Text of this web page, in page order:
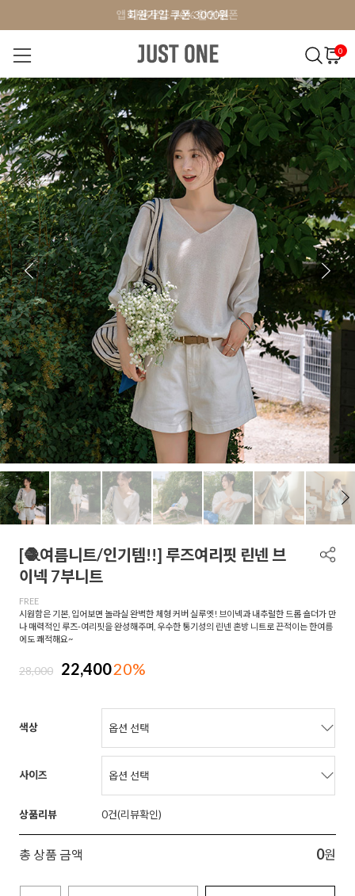
앱 다운로드 10% 할인쿠폰
회원가입 쿠폰 3000원
앱 다운로드 10% 할인쿠폰
0
NEW 7% BEST 오늘출발 MADE . J 상의 팬츠 아
[🧶여름니트/인기템!!] 루즈여리핏 린넨 브
이넥 7부니트
FREE
시원함은 기본, 입어보면 놀라실 완벽한 체형 커버 실루엣! 브이넥과 내추럴한 드롭 숄더가 만
나 매력적인 루즈-여리핏을 완성해주며, 우수한 통기성의 린넨 혼방 니트로 끈적이는 한여름
에도 쾌적해요~
28,000 22,40020%
색상
사이즈
상품리뷰 0
총 상품 금액 0원